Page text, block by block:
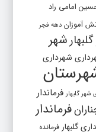
امامی راد
آموزان دهه فجر
شهر
شهرداری
شهر گلبهار فرماندار
فرماندار
گلبهار فرمانده